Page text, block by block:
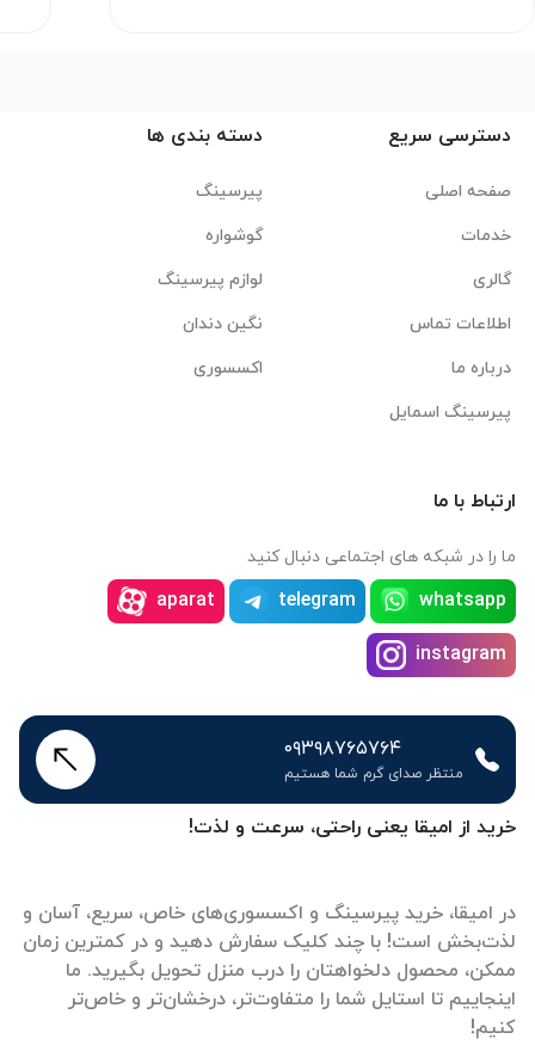
خرید از امیقا یعنی راحتی، سرعت و لذت!
در امیقا، خرید پیرسینگ و اکسسوری‌های خاص، سریع، آسان و
لذت‌بخش است! با چند کلیک سفارش دهید و در کمترین زمان
ممکن، محصول دلخواهتان را درب منزل تحویل بگیرید. ما
اینجاییم تا استایل شما را متفاوت‌تر، درخشان‌تر و خاص‌تر
دسترسی سریع
صفحه اصلی
خدمات
گالری
اطلاعات تماس
درباره ما
پیرسینگ اسمایل
دسته بندی ها
پیرسینگ
گوشواره
لوازم پیرسینگ
نگین دندان
اکسسوری
ارتباط با ما
ما را در شبکه های اجتماعی دنبال کنید
whatsapp
telegram
aparat
instagram
۰۹۳۹۸۷۶۵۷۶۴
منتظر صدای گرم شما هستیم